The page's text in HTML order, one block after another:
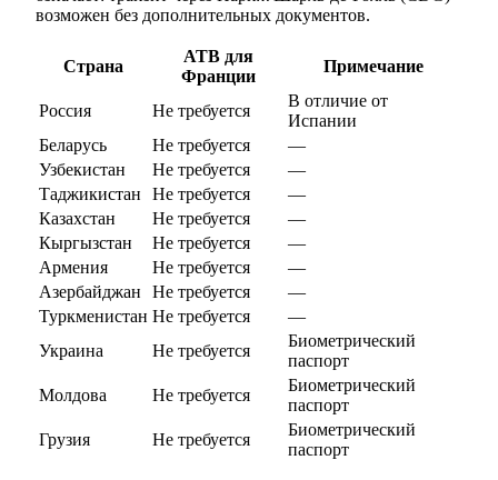
возможен без дополнительных документов.
Страна
АТВ для
Франции
Примечание
Россия Не требуется
В отличие от
Испании
Беларусь
Не требуется
—
Узбекистан
Не требуется
—
Таджикистан
Не требуется
—
Казахстан
Не требуется
—
Кыргызстан
Не требуется
—
Армения
Не требуется
—
Азербайджан
Не требуется
—
Туркменистан Не требуется
—
Украина
Не требуется
Биометрический
паспорт
Молдова
Не требуется
Биометрический
паспорт
Грузия
Не требуется
Биометрический
паспорт